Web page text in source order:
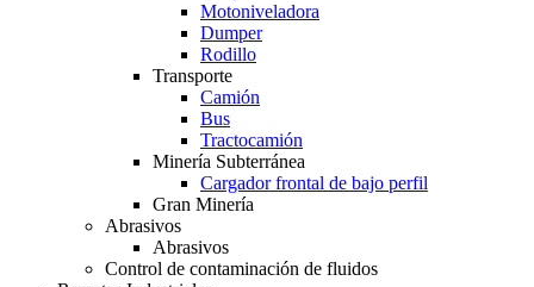
Motoniveladora
Dumper
Rodillo
Transporte
Camión
Bus
Tractocamión
Minería Subterránea
Cargador frontal de bajo perfil
Gran Minería
Abrasivos
Abrasivos
Control de contaminación de fluidos